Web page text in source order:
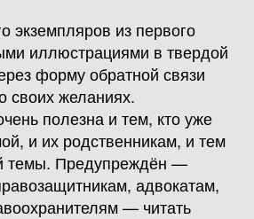
экземпляров из первого
иллюстрациями в твердой
форму обратной связи
своих желаниях.
полезна и тем, кто уже
и их родственникам, и тем
темы. Предупреждён —
адвокатам,
— читать